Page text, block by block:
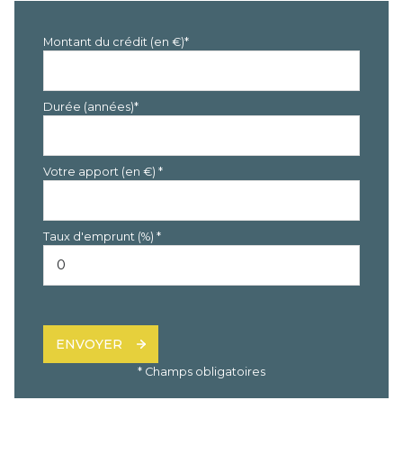
Montant du crédit (en €)*
Durée (années)*
Votre apport (en €) *
Taux d'emprunt (%) *
ENVOYER
* Champs obligatoires